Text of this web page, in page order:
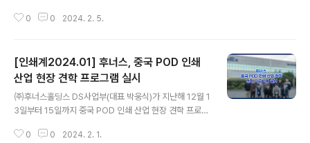
내년부터 직업계고 재학생을 대상으로 가이드라인을 마련·
는 서울청사에서 개최한 제9차 사회관계장관회의에서 일
학습병행제 제도 도입 10년간의 성과를 점검하고 향후 발
전 방향을 논의하는 ‘일학습병행제 성과와 향후 계획’을 발
표했다. 이에 제도 개선 등으로 청년의 조기입직 기능 강화
와 정규 교육과정 일학습병행 활성화를 추진하고, 학습기
업 점검 및 모니터링 등을 통해 성과관리를 보다 강화할 방
0 0 2024. 2. 5.
[인쇄계2024.01] 후너스, 중국 POD 인쇄
산업 현장 견학 프로그램 실시
㈜후너스홀딩스 DS사업부(대표 박웅식)가 지난해 12월 1
3일부터 15일까지 중국 POD 인쇄 산업 현장 견학 프로그
조영렬 상무이사, 중국 디지털 잉크젯 인쇄 솔루션 전문 기
0 0 2024. 2. 1.